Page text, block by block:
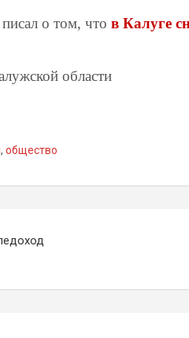
писал о том, что в Калуге
области
, общество